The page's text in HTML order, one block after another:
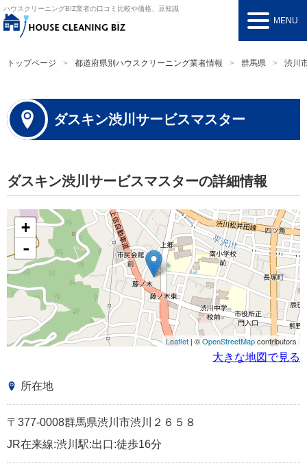
ハウスクリーニングBIZ業者の口コミ比較や価格、豆知識
MENU
トップページ 都道府県別ハウスクリーニング業者情報 群馬県 渋川
ダスキン渋川サービスマスター
ダスキン渋川サービスマスターの詳細情報
+
-
Leaflet | ©OpenStreetMapcontributors
大きな地図で見る
所在地
〒377-0008群馬県渋川市渋川２６５８
JR在来線:渋川駅:出口:徒歩16分